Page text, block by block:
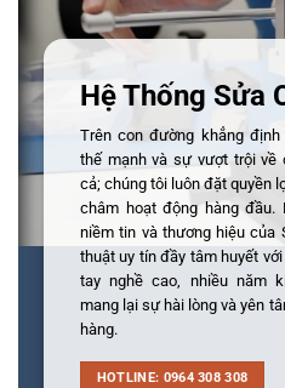
Hệ Thống Sửa
Trên con đường khẳng
thế mạnh và sự vượt trội về
cả; chúng tôi luôn đặt quyền
châm hoạt động hàng
niềm tin và thương hiệu của
thuật uy tín đầy tâm huyết
tay nghề cao, nhiều năm
mang lại sự hài lòng và yên
hàng.
HOTLINE: 0964 308 308